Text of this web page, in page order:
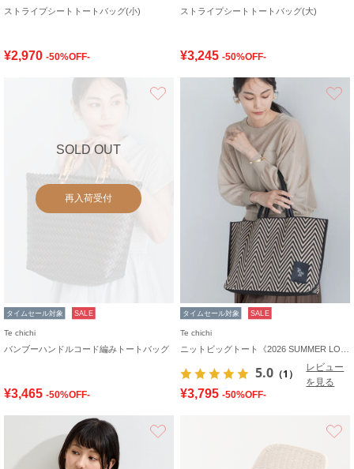
ストライプシートトートバッグ(小)
¥2,970 -50%OFF-
ストライプシートトートバッグ(大)
¥3,245 -50%OFF-
SOLD OUT
再入荷受付
タイムセール対象 SALE
Te chichi
バンブーハンドルコード編みトートバッグ
¥3,465 -50%OFF-
タイムセール対象 SALE
Te chichi
5.0 （1）
レビュー
を見る
¥3,795 -50%OFF-